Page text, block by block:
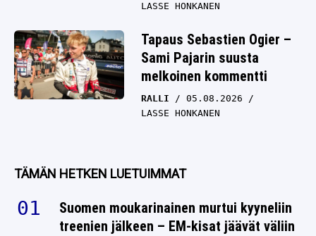
LASSE HONKANEN
Tapaus Sebastien Ogier –
Sami Pajarin suusta
melkoinen kommentti
RALLI
05.08.2026
LASSE HONKANEN
TÄMÄN HETKEN LUETUIMMAT
Suomen moukarinainen murtui kyyneliin
treenien jälkeen – EM-kisat jäävät väliin